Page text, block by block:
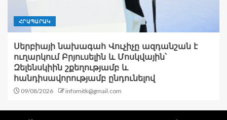
ՀՐԱՊԱՐԱԿ
Սերբիայի նախագահ Վուչիչը ազդանշան է
ուղարկում Բրյուսելին և Մոսկվային՝
Զելենսկիին շքեղությամբ և
հանդիսավորությամբ ընդունելով
09/08/2026 infomitk@gmail.com